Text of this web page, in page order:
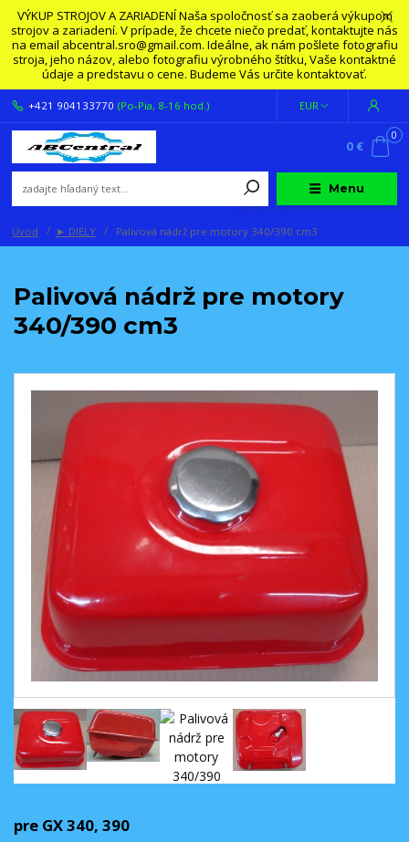
VÝKUP STROJOV A ZARIADENÍ Naša spoločnosť sa zaoberá výkupom
strojov a zariadení. V prípade, že chcete niečo predať, kontaktujte nás
na email abcentral.sro@gmail.com. Ideálne, ak nám pošlete fotografiu
stroja, jeho názov, alebo fotografiu výrobného štítku, Vaše kontaktné
údaje a predstavu o cene. Budeme Vás určite kontaktovať.
Menu
EUR
+421 904133770 (Po-Pia, 8-16 hod.)
0
0 €
Úvod ► DIELY Palivová nádrž pre motory 340/390 cm3
Palivová nádrž pre motory
340/390 cm3
pre GX 340, 390